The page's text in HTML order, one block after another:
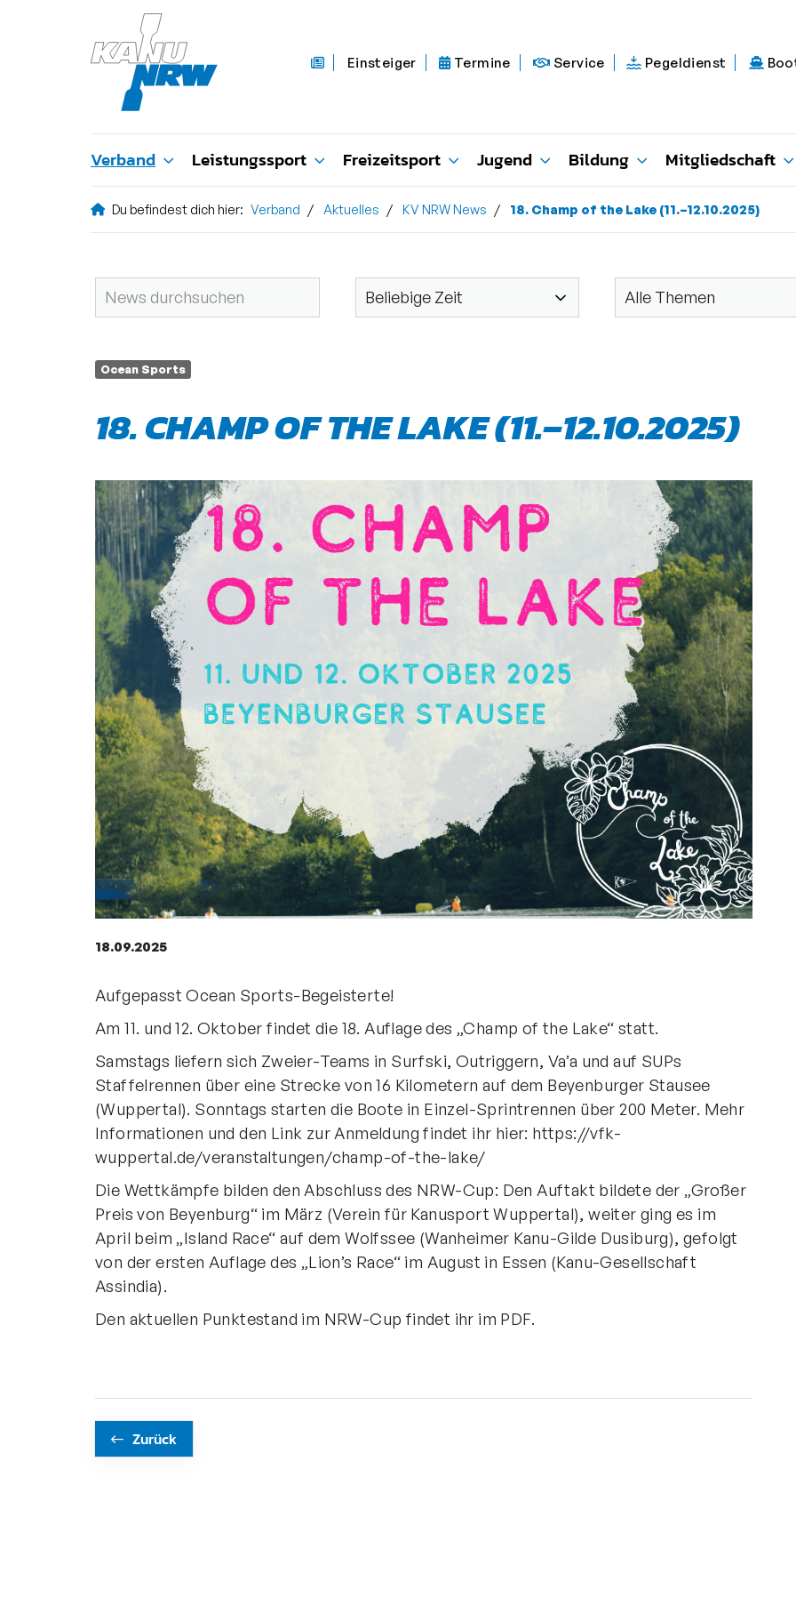
Einsteiger Termine Service Pegeldienst
Verband Leistungssport Freizeitsport Jugend Bildung Mitgliedschaft
Du befindest dich hier: Verband Aktuelles KV NRW News 18. Champ of the Lake (11.–12.10.2025)
Ocean Sports
18. CHAMP OF THE LAKE (11.–12.10.2025)
18.09.2025
Aufgepasst Ocean Sports-Begeisterte!
Am 11. und 12. Oktober findet die 18. Auflage des „Champ of the Lake“ statt.
Samstags liefern sich Zweier-Teams in Surfski, Outriggern, Va’a und auf SUPs
Staffelrennen über eine Strecke von 16 Kilometern auf dem Beyenburger Stausee
(Wuppertal). Sonntags starten die Boote in Einzel-Sprintrennen über 200 Meter. Mehr
Informationen und den Link zur Anmeldung findet ihr hier: https://vfk-
wuppertal.de/veranstaltungen/champ-of-the-lake/
Die Wettkämpfe bilden den Abschluss des NRW-Cup: Den Auftakt bildete der „Großer
Preis von Beyenburg“ im März (Verein für Kanusport Wuppertal), weiter ging es im
April beim „Island Race“ auf dem Wolfssee (Wanheimer Kanu-Gilde Dusiburg), gefolgt
von der ersten Auflage des „Lion’s Race“ im August in Essen (Kanu-Gesellschaft
Assindia).
Den aktuellen Punktestand im NRW-Cup findet ihr im PDF.
Zurück
QUICKLINKS
Geschäftsstelle
Kanu-Verband
Nordrhein-Westfalen e. V.
Friedrich-Alfred-Allee 25
+49 203 7381-653
info@kanu-nrw.de
Direktlinks
Verband
Leistungssport
Kanuschule NRW